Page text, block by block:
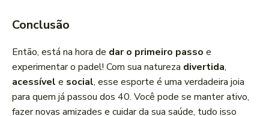
Conclusão
Então, está na hora de dar o primeiro passo e
experimentar o padel! Com sua natureza divertida,
acessível e social, esse esporte é uma verdadeira joia
para quem já passou dos 40. Você pode se manter ativo,
fazer novas amizades e cuidar da sua saúde, tudo isso